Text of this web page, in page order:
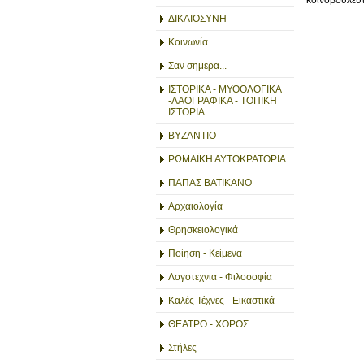
ΔΙΚΑΙΟΣΥΝΗ
Κοινωνία
Σαν σημερα...
ΙΣΤΟΡΙΚΑ - ΜΥΘΟΛΟΓΙΚΑ
-ΛΑΟΓΡΑΦΙΚΑ - ΤΟΠΙΚΗ
ΙΣΤΟΡΙΑ
ΒΥΖΑΝΤΙΟ
ΡΩΜΑΪΚΗ ΑΥΤΟΚΡΑΤΟΡΙΑ
ΠΑΠΑΣ ΒΑΤΙΚΑΝΟ
Αρχαιολογία
Θρησκειολογικά
Ποίηση - Κείμενα
Λογοτεχνια - Φιλοσοφία
Καλές Τέχνες - Εικαστικά
ΘΕΑΤΡΟ - ΧΟΡΟΣ
Στήλες